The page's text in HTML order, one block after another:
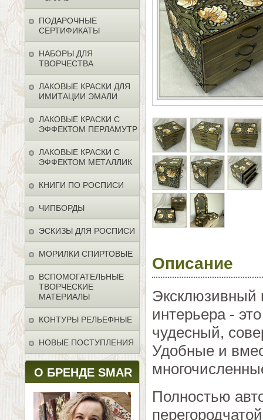
ПОДАРОЧНЫЕ
СЕРТИФИКАТЫ
НАБОРЫ ДЛЯ
ТВОРЧЕСТВА
ЛАКОВЫЕ КРАСКИ ДЛЯ
ИМИТАЦИИ ЭМАЛИ
ЛАКОВЫЕ КРАСКИ С
ЭФФЕКТОМ ПЕРЛАМУТР
ЛАКОВЫЕ КРАСКИ С
ЭФФЕКТОМ МЕТАЛЛИК
КНИГИ ПО РОСПИСИ
ЧИПБОРДЫ
ЭСКИЗЫ ДЛЯ РОСПИСИ
МОРИЛКИ СПИРТОВЫЕ
ВСПОМОГАТЕЛЬНЫЕ
ТВОРЧЕСКИЕ
МАТЕРИАЛЫ
КОНТУРЫ РЕЛЬЕФНЫЕ
НОВЫЕ ПОСТУПЛЕНИЯ
О БРЕНДЕ SMAR
Описание
Эксклюзивный
интерьера -
чудесный,
Удобные и
Полностью